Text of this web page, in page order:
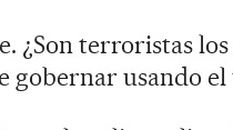
¿Son terroristas
gobernar usando